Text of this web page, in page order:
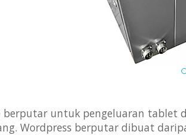
berputar untuk pengeluaran tablet
Wordpress berputar dibuat